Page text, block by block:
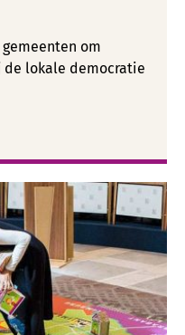
om
de lokale democratie